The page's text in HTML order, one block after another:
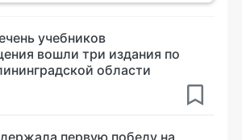
учебников
вошли три издания по
области
первую победу на